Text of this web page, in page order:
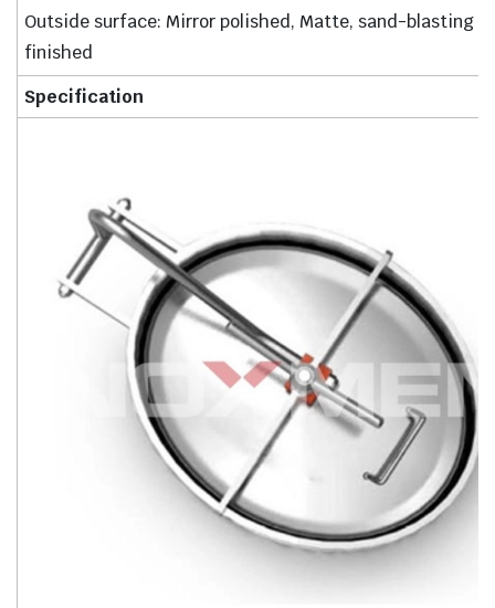
Outside surface: Mirror polished, Matte, sand-blasting
finished
Specification